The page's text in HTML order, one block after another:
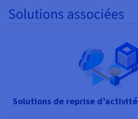
Solutions associées
Solutions de reprise d’activité